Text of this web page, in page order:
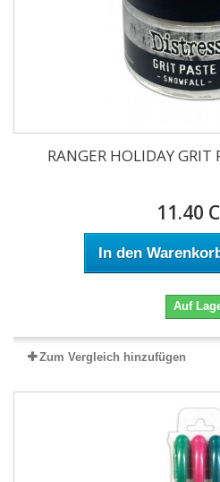
RANGER HOLIDAY GRIT
11.40
In den
Auf
Zum Vergleich hinzufügen